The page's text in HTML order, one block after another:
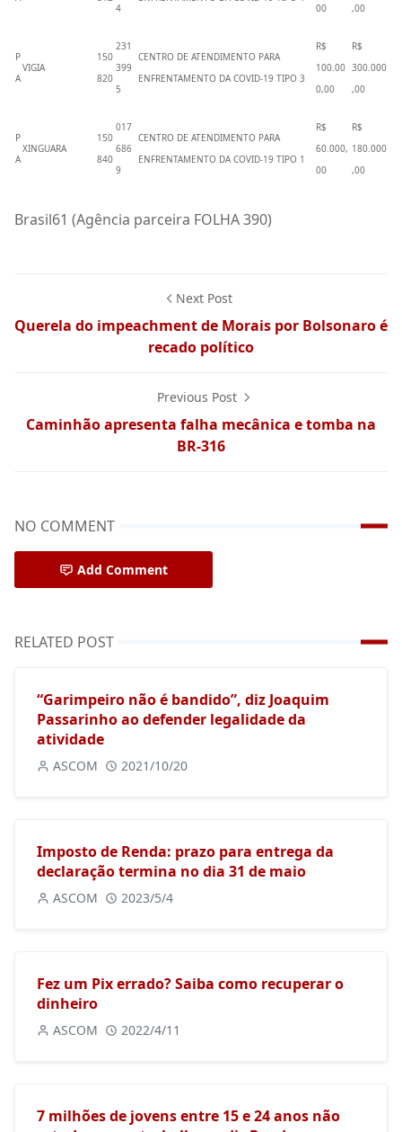
4
00
,00
P
A
VIGIA
150
820
231
399
5
CENTRO DE ATENDIMENTO PARA
ENFRENTAMENTO DA COVID-19 TIPO 3
R$
100.00
0,00
R$
300.000
,00
P
A
XINGUARA
150
840
017
686
9
CENTRO DE ATENDIMENTO PARA
ENFRENTAMENTO DA COVID-19 TIPO 1
R$
60.000,
00
R$
180.000
,00
Brasil61 (Agência parceira FOLHA 390)
Next Post
Querela do impeachment de Morais por Bolsonaro é
recado político
Previous Post
Caminhão apresenta falha mecânica e tomba na
BR-316
NO COMMENT
Add Comment
RELATED POST
“Garimpeiro não é bandido”, diz Joaquim
Passarinho ao defender legalidade da
atividade
ASCOM 2021/10/20
Imposto de Renda: prazo para entrega da
declaração termina no dia 31 de maio
ASCOM 2023/5/4
Fez um Pix errado? Saiba como recuperar o
dinheiro
ASCOM 2022/4/11
7 milhões de jovens entre 15 e 24 anos não